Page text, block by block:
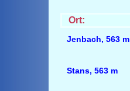
Ort:
Jenbach, 563 m
Stans, 563 m